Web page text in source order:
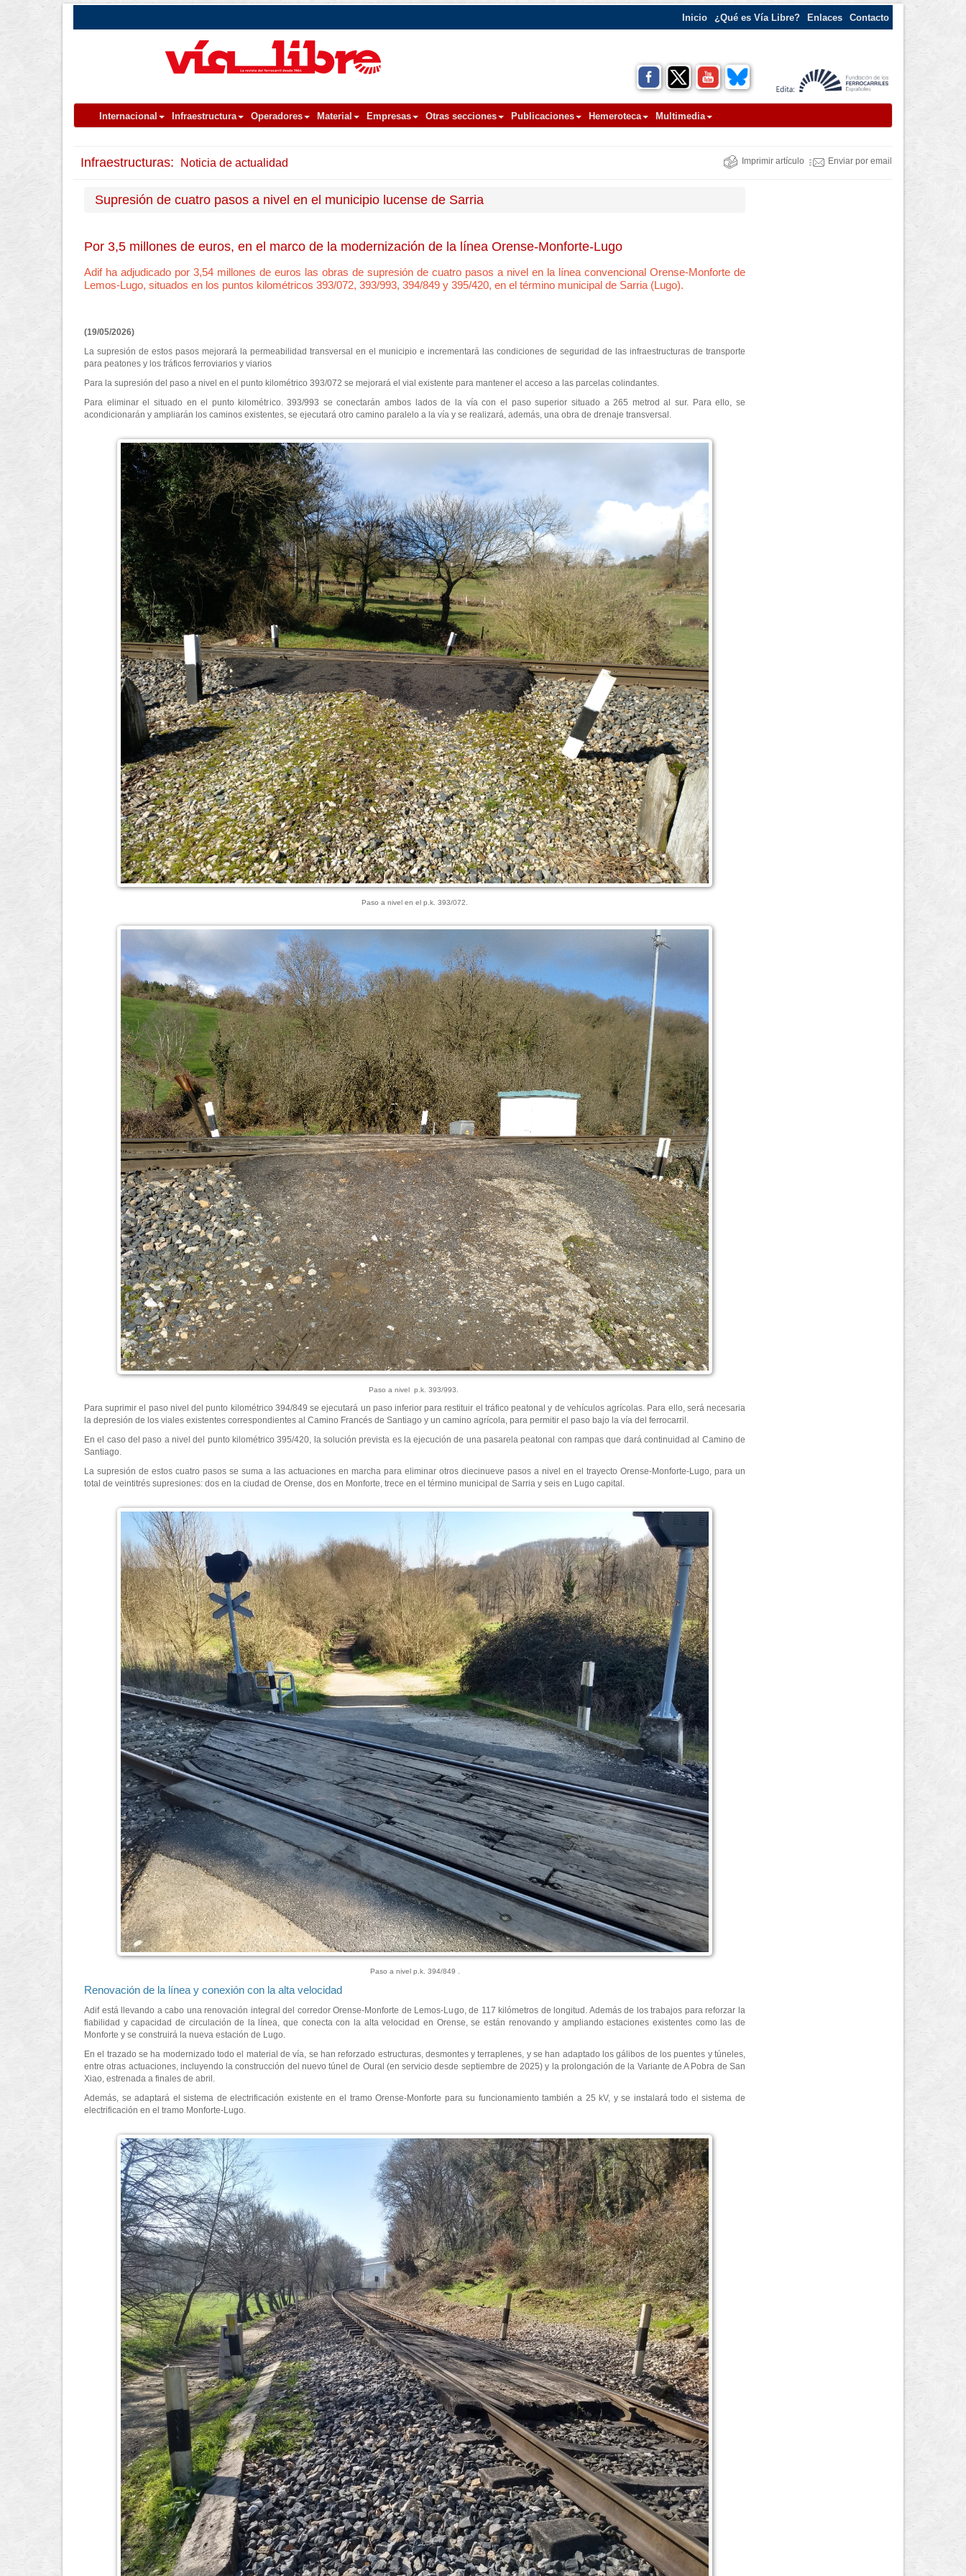
Inicio ¿Qué es Vía Libre? Enlaces Contacto
Internacional Infraestructura Operadores Material Empresas Otras secciones Publicaciones Hemeroteca Multimedia
Infraestructuras: Noticia de actualidad Imprimir artículo Enviar por email
Supresión de cuatro pasos a nivel en el municipio lucense de Sarria
Por 3,5 millones de euros, en el marco de la modernización de la línea Orense-Monforte-Lugo
Adif ha adjudicado por 3,54 millones de euros las obras de supresión de cuatro pasos a nivel en la línea convencional Orense-Monforte de
Lemos-Lugo, situados en los puntos kilométricos 393/072, 393/993, 394/849 y 395/420, en el término municipal de Sarria (Lugo).
(19/05/2026)
La supresión de estos pasos mejorará la permeabilidad transversal en el municipio e incrementará las condiciones de seguridad de las infraestructuras de transporte
para peatones y los tráficos ferroviarios y viarios
Para la supresión del paso a nivel en el punto kilométrico 393/072 se mejorará el vial existente para mantener el acceso a las parcelas colindantes.
Para eliminar el situado en el punto kilométrico. 393/993 se conectarán ambos lados de la vía con el paso superior situado a 265 metrod al sur. Para ello, se
acondicionarán y ampliarán los caminos existentes, se ejecutará otro camino paralelo a la vía y se realizará, además, una obra de drenaje transversal.
Paso a nivel en el p.k. 393/072.
Paso a nivel p.k. 393/993.
Para suprimir el paso nivel del punto kilométrico 394/849 se ejecutará un paso inferior para restituir el tráfico peatonal y de vehículos agrícolas. Para ello, será necesaria
la depresión de los viales existentes correspondientes al Camino Francés de Santiago y un camino agrícola, para permitir el paso bajo la vía del ferrocarril.
En el caso del paso a nivel del punto kilométrico 395/420, la solución prevista es la ejecución de una pasarela peatonal con rampas que dará continuidad al Camino de
Santiago.
La supresión de estos cuatro pasos se suma a las actuaciones en marcha para eliminar otros diecinueve pasos a nivel en el trayecto Orense-Monforte-Lugo, para un
total de veintitrés supresiones: dos en la ciudad de Orense, dos en Monforte, trece en el término municipal de Sarria y seis en Lugo capital.
Paso a nivel p.k. 394/849 .
Renovación de la línea y conexión con la alta velocidad
Adif está llevando a cabo una renovación integral del corredor Orense-Monforte de Lemos-Lugo, de 117 kilómetros de longitud. Además de los trabajos para reforzar la
fiabilidad y capacidad de circulación de la línea, que conecta con la alta velocidad en Orense, se están renovando y ampliando estaciones existentes como las de
Monforte y se construirá la nueva estación de Lugo.
En el trazado se ha modernizado todo el material de vía, se han reforzado estructuras, desmontes y terraplenes, y se han adaptado los gálibos de los puentes y túneles,
entre otras actuaciones, incluyendo la construcción del nuevo túnel de Oural (en servicio desde septiembre de 2025) y la prolongación de la Variante de A Pobra de San
Xiao, estrenada a finales de abril.
Además, se adaptará el sistema de electrificación existente en el tramo Orense-Monforte para su funcionamiento también a 25 kV, y se instalará todo el sistema de
electrificación en el tramo Monforte-Lugo.